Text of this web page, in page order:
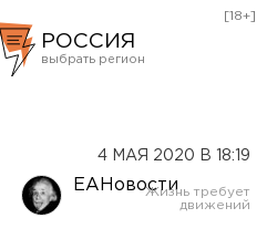
РОССИЯ
Оренбург
[18+]
4 МАЯ 2020 В 18:19
ЕАНовости